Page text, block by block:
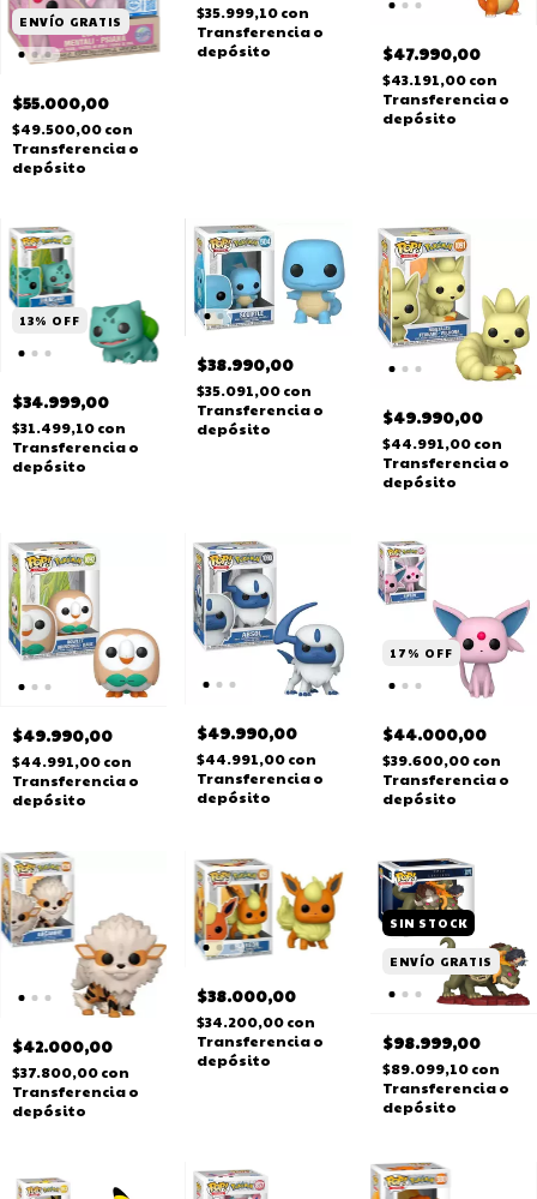
ENVÍO GRATIS
$55.000,00
$49.500,00con
Transferencia o
depósito
$35.999,10con
Transferencia o
depósito
$47.990,00
$43.191,00con
Transferencia o
depósito
13% OFF
$34.999,00
$31.499,10con
Transferencia o
depósito
$38.990,00
$35.091,00con
Transferencia o
depósito
$49.990,00
$44.991,00con
Transferencia o
depósito
$49.990,00
$44.991,00con
Transferencia o
depósito
$49.990,00
$44.991,00con
Transferencia o
depósito
17 % OFF
$44.000,00
$39.600,00con
Transferencia o
depósito
$42.000,00
$37.800,00con
Transferencia o
depósito
$38.000,00
$34.200,00con
Transferencia o
depósito
SIN STOCK
ENVÍO GRATIS
$98.999,00
$89.099,10con
Transferencia o
depósito